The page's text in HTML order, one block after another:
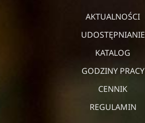
AKTUALNOŚCI
UDOSTĘPNIANIE
KATALOG
GODZINY PRACY
CENNIK
REGULAMIN